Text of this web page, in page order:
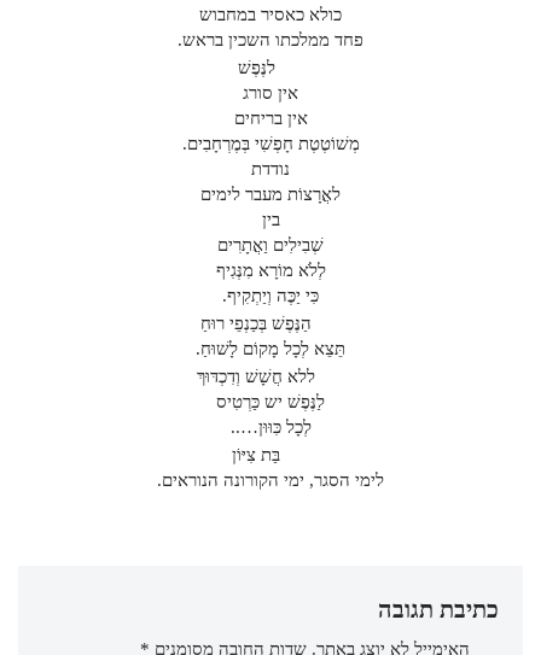
כולא כאסיר במחבוש
פחד ממלכתו השכין בראש.
לנֶּפֶשׁ
אין סורג
אין בריחים
מְשׁוֹטֶטֶת חָפְשִׁי בְּמֶרְחָבִים.
נודדת
לאֲרָצוֹת מעבר לימים
בין
שְׁבִילִים וַאֲתָרִים
לְלֹא מוֹרָא מִנְּגִיף
כִּי יַכֶּה וְיַתְקִיף.
הַנֶּפֶשׁ בְּכַנְפֵי רוּחַ
תֵּצֵא לְכָל מָקוֹם לָשׁוּחַ.
ללא חֲשָׁשׁ וְדִכְדּוּךְ
לַנֶּפֶשׁ יש כַּרְטִיס
לְכָל כִּוּוּן…..
בַּת צִיּוֹן
לימי הסגר, ימי הקורונה הנוראים.
כתיבת תגובה
האימייל לא יוצג באתר. שדות החובה מסומנים *